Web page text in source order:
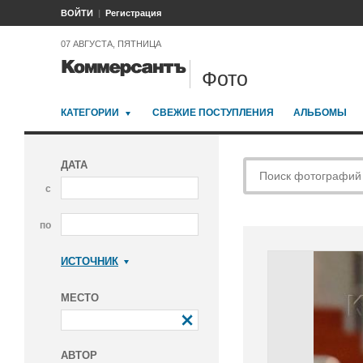
ВОЙТИ Регистрация
07 АВГУСТА, ПЯТНИЦА
Фото
КАТЕГОРИИ СВЕЖИЕ ПОСТУПЛЕНИЯ АЛЬБОМЫ
ДАТА
с
по
ИСТОЧНИК
МЕСТО
АВТОР